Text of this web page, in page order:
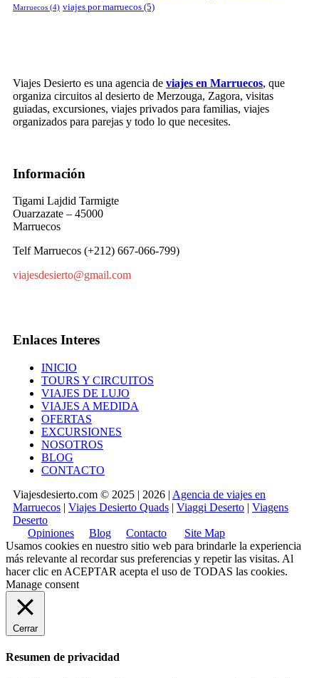
Marruecos (4) viajes por marruecos (5)
Viajes Desierto es una agencia de viajes en Marruecos, que
organiza circuitos al desierto de Merzouga, Zagora, visitas
guiadas, excursiones, viajes privados para familias, viajes
organizados para parejas y todo lo que necesites.
Información
Tigami Lajdid Tarmigte
Ouarzazate – 45000
Marruecos
Telf Marruecos (+212) 667-066-799)
viajesdesierto@gmail.com
Enlaces Interes
INICIO
TOURS Y CIRCUITOS
VIAJES DE LUJO
VIAJES A MEDIDA
OFERTAS
EXCURSIONES
NOSOTROS
BLOG
CONTACTO
Viajesdesierto.com © 2025 | 2026 | Agencia de viajes en
Marruecos | Viajes Desierto Quads | Viaggi Deserto | Viagens
Deserto
Opiniones
Blog Contacto
Site Map
Usamos cookies en nuestro sitio web para brindarle la experiencia
más relevante al recordar sus preferencias y repetir las visitas. Al
hacer clic en ACEPTAR acepta el uso de TODAS las cookies.
Manage consent
Cerrar
Resumen de privacidad